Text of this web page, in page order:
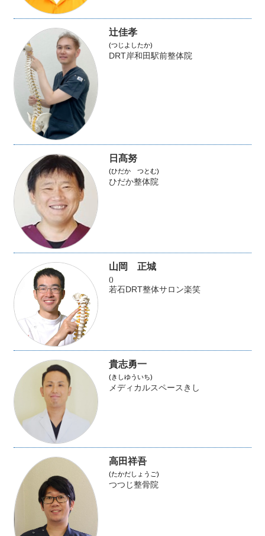
辻佳孝
(つじよしたか)
DRT岸和田駅前整体院
日髙努
(ひだか つとむ)
ひだか整体院
山岡 正城
()
若石DRT整体サロン楽笑
貴志勇一
(きしゆういち)
メディカルスペースきし
高田祥吾
(たかだしょうご)
つつじ整骨院